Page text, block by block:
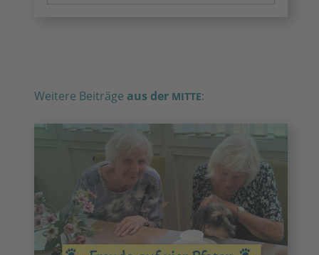
Weitere Beiträge aus der MITTE: